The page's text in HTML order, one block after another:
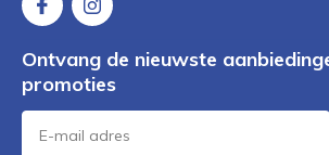
Ontvang de nieuwste
promoties